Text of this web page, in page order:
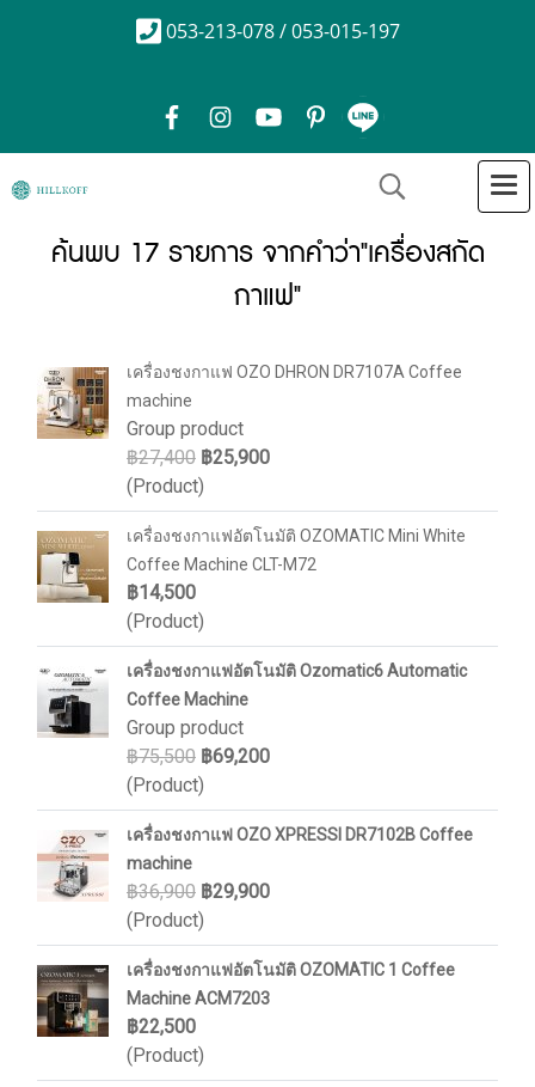
053-213-078 / 053-015-197
ค้นพบ 17 รายการ จากคำว่า"เครื่องสกัด
กาแฟ"
เครื่องชงกาแฟ OZO DHRON DR7107A Coffee
machine
Group product
฿27,400 ฿25,900
(Product)
เครื่องชงกาแฟอัตโนมัติ OZOMATIC Mini White
Coffee Machine CLT-M72
฿14,500
(Product)
เครื่องชงกาแฟอัตโนมัติ Ozomatic6 Automatic
Coffee Machine
Group product
฿75,500 ฿69,200
(Product)
เครื่องชงกาแฟ OZO XPRESSI DR7102B Coffee
machine
฿36,900 ฿29,900
(Product)
เครื่องชงกาแฟอัตโนมัติ OZOMATIC 1 Coffee
Machine ACM7203
฿22,500
(Product)